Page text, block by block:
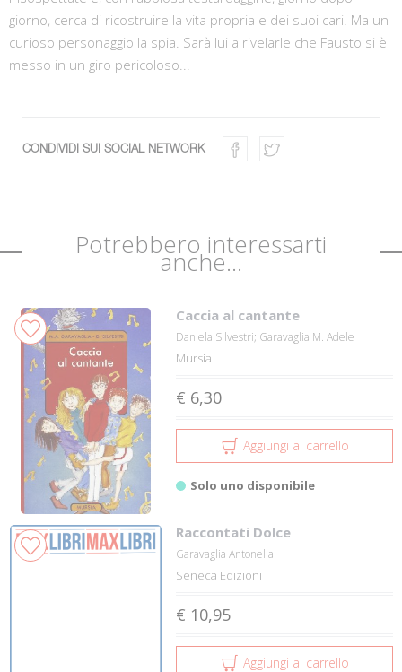
giorno, cerca di ricostruire la vita propria e dei suoi cari. Ma un
curioso personaggio la spia. Sarà lui a rivelarle che Fausto si è
messo in un giro pericoloso...
CONDIVIDI SUI SOCIAL NETWORK
Potrebbero interessarti
anche...
Caccia al cantante
Daniela Silvestri; Garavaglia M. Adele
Mursia
€ 6,30
Aggiungi al carrello
Solo uno disponibile
Raccontati Dolce
Garavaglia Antonella
Seneca Edizioni
€ 10,95
Aggiungi al carrello